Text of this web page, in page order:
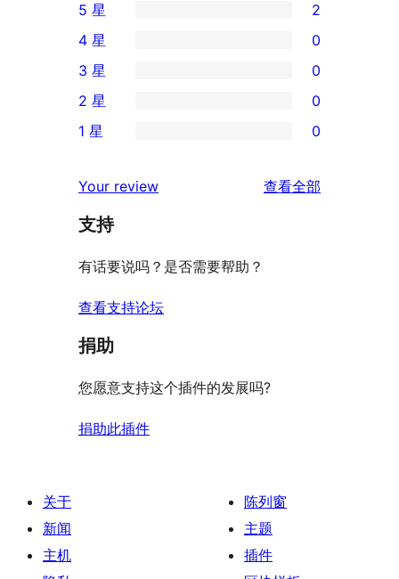
2
条
5
星
评
5 星 2
条
4
星
价
4 星 0
0
条
3
评
价
3 星 0
条
星
评
2 星 0
1
星
价
1 星 0
Your review 查看全部
支持
有话要说吗？是否需要帮助？
查看支持论坛
捐助
您愿意支持这个插件的发展吗?
捐助此插件
关于
新闻
主机
陈列窗
主题
插件